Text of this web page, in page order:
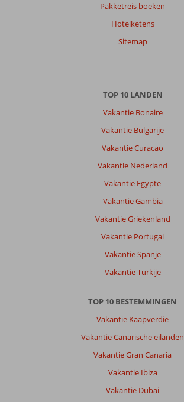
Pakketreis boeken
Hotelketens
Sitemap
TOP 10 LANDEN
Vakantie Bonaire
Vakantie Bulgarije
Vakantie Curacao
Vakantie Nederland
Vakantie Egypte
Vakantie Gambia
Vakantie Griekenland
Vakantie Portugal
Vakantie Spanje
Vakantie Turkije
TOP 10 BESTEMMINGEN
Vakantie Kaapverdië
Vakantie Canarische eilanden
Vakantie Gran Canaria
Vakantie Ibiza
Vakantie Dubai